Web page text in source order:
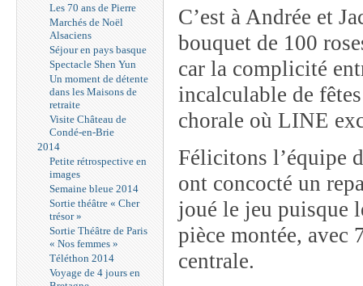
Les 70 ans de Pierre
Marchés de Noël
Alsaciens
Séjour en pays basque
Spectacle Shen Yun
Un moment de détente
dans les Maisons de
retraite
Visite Château de
Condé-en-Brie
2014
Petite rétrospective en
images
Semaine bleue 2014
Sortie théâtre « Cher
trésor »
Sortie Théâtre de Paris
« Nos femmes »
Téléthon 2014
Voyage de 4 jours en
C’est à Andrée et
bouquet de 100
car la complicité
incalculable de
chorale où LINE
Félicitons l’équipe
ont concocté un
joué le jeu puisque
pièce montée, avec
centrale.